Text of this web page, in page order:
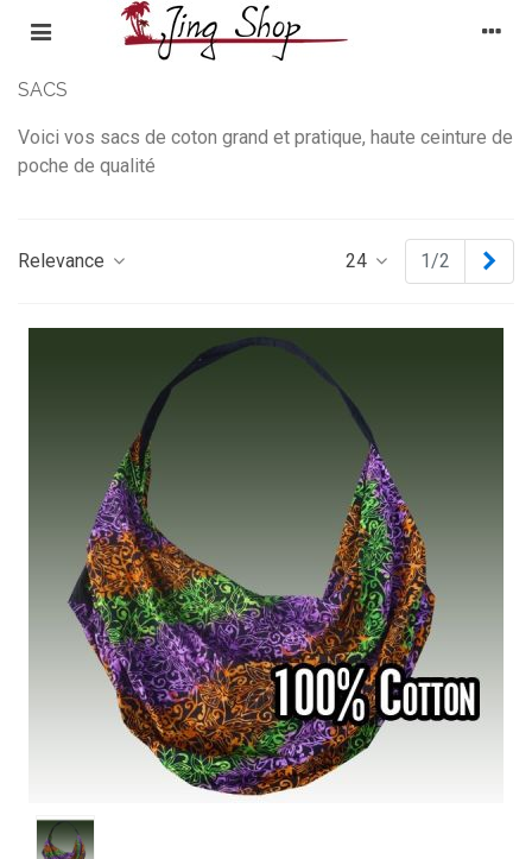
SACS
Voici vos sacs de coton grand et pratique, haute ceinture de
poche de qualité
Relevance 24 1/2